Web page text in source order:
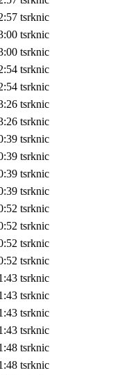
tsrknic
tsrknic
tsrknic
tsrknic
tsrknic
tsrknic
tsrknic
tsrknic
tsrknic
tsrknic
tsrknic
tsrknic
tsrknic
tsrknic
tsrknic
tsrknic
tsrknic
tsrknic
tsrknic
tsrknic
tsrknic